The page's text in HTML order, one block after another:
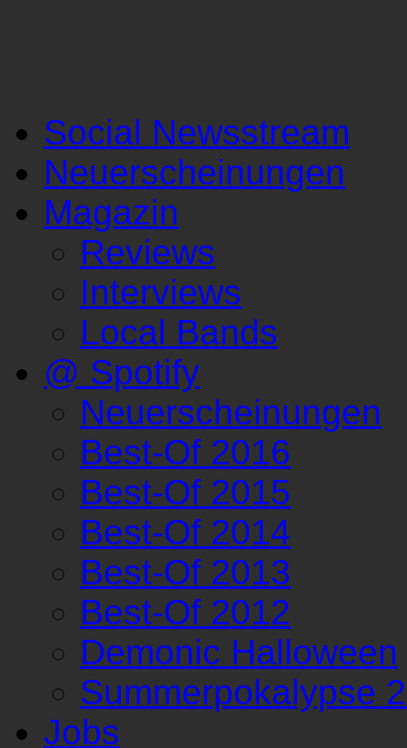
Social Newsstream
Neuerscheinungen
Magazin
Reviews
Interviews
Local Bands
@ Spotify
Neuerscheinungen
Best-Of 2016
Best-Of 2015
Best-Of 2014
Best-Of 2013
Best-Of 2012
Demonic Halloween
Summerpokalypse
Jobs